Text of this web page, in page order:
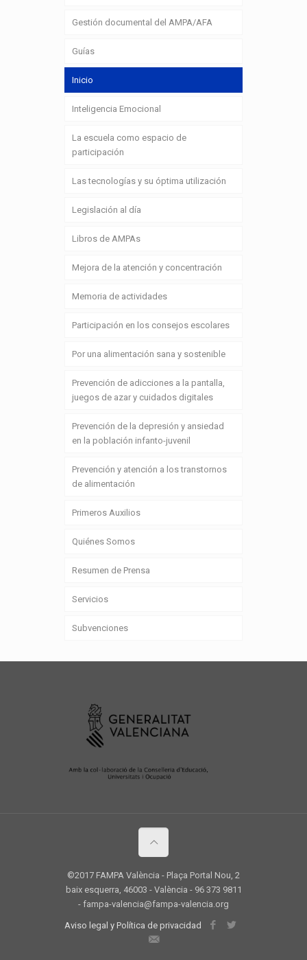
Gestión documental del AMPA/AFA
Guías
Inicio
Inteligencia Emocional
La escuela como espacio de
participación
Las tecnologías y su óptima utilización
Legislación al día
Libros de AMPAs
Mejora de la atención y concentración
Memoria de actividades
Participación en los consejos escolares
Por una alimentación sana y sostenible
Prevención de adicciones a la pantalla,
juegos de azar y cuidados digitales
Prevención de la depresión y ansiedad
en la población infanto-juvenil
Prevención y atención a los transtornos
de alimentación
Primeros Auxilios
Quiénes Somos
Resumen de Prensa
Servicios
Subvenciones
©2017 FAMPA València - Plaça Portal Nou, 2
baix esquerra, 46003 - València - 96 373 9811
- fampa-valencia@fampa-valencia.org
Aviso legal y Política de privacidad